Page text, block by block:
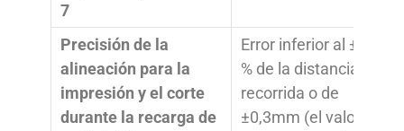
7
Precisión de la
alineación para la
impresión y el corte
durante la recarga de
Error inferior al ±0,5
% de la distancia
recorrida o de
±0,3mm (el valor